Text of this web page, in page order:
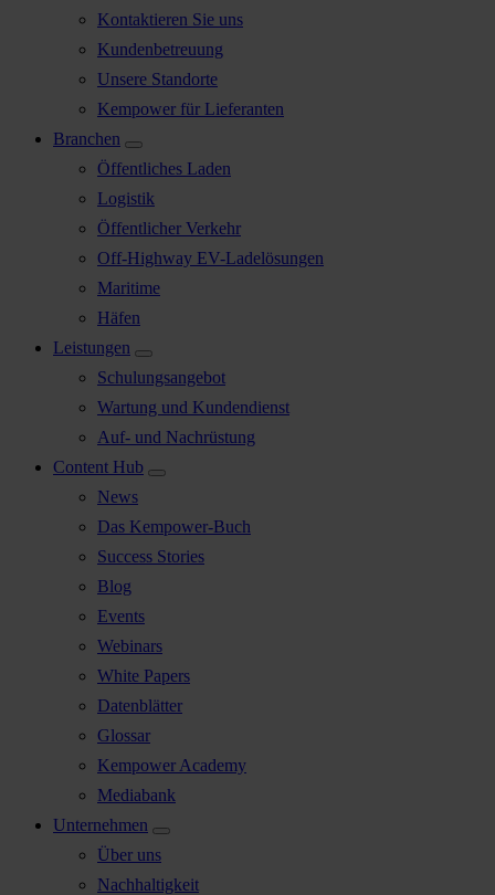
Kontaktieren Sie uns
Kundenbetreuung
Unsere Standorte
Kempower für Lieferanten
Branchen
Öffentliches Laden
Logistik
Öffentlicher Verkehr
Off-Highway EV-Ladelösungen
Maritime
Häfen
Leistungen
Schulungsangebot
Wartung und Kundendienst
Auf- und Nachrüstung
Content Hub
News
Das Kempower-Buch
Success Stories
Blog
Events
Webinars
White Papers
Datenblätter
Glossar
Kempower Academy
Mediabank
Unternehmen
Über uns
Nachhaltigkeit